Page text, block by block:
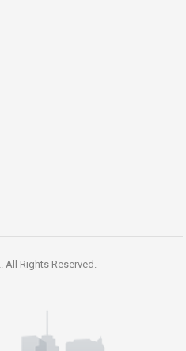
All Rights Reserved.